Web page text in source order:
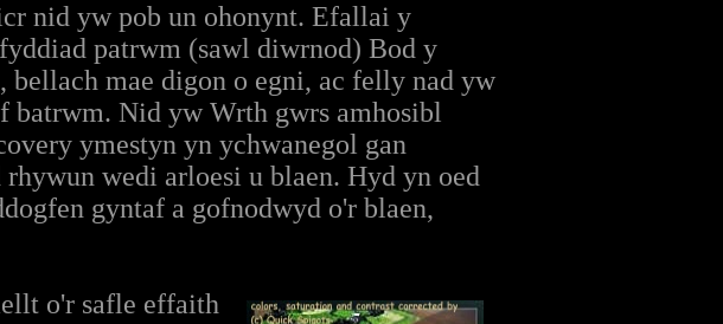
nid yw pob un ohonynt. Efallai y
patrwm (sawl diwrnod) Bod y
mae digon o egni, ac felly nad yw
Nid yw Wrth gwrs amhosibl
ymestyn yn ychwanegol gan
wedi arloesi u blaen. Hyd yn oed
gyntaf a gofnodwyd o'r blaen,
o'r safle effaith